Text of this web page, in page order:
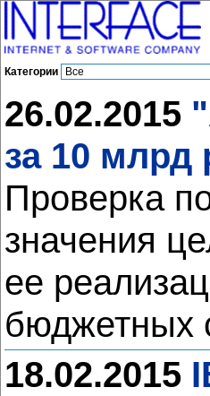
Категории
26.02.2015
за 10 млрд
Проверка
значения
ее
бюджетных
18.02.2015